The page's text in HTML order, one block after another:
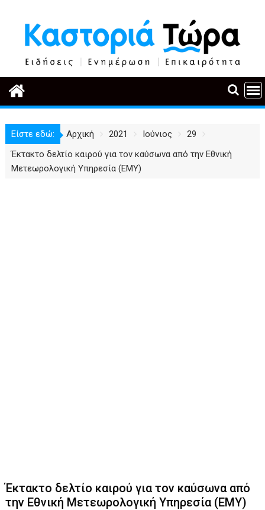
περιεχόμενο
Είστε εδώ: Αρχική 2021 Ιούνιος
29
Έκτακτο δελτίο καιρού για τον καύσωνα από την Εθνική
Μετεωρολογική Υπηρεσία (ΕΜΥ)
Έκτακτο δελτίο καιρού για τον καύσωνα από
την Εθνική Μετεωρολογική Υπηρεσία (ΕΜΥ)